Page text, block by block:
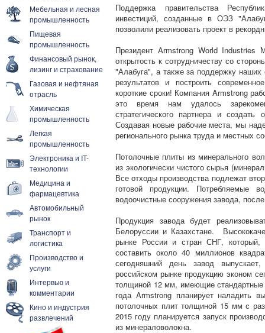
Мебельная и лесная
промышленность
Пищевая
промышленность
Финансовый рынок,
лизинг и страхование
Газовая и нефтяная
отрасль
Химическая
промышленность
Легкая
промышленность
Электроника и IT-
технологии
Медицина и
фармацевтика
Автомобильный
рынок
Транспорт и
логистика
Производство и
услуги
Интервью и
комментарии
Кино и индустрия
развлечений
Поддержка правительства
инвестиций, созданные в ОЭЗ
позволили реализовать проект в
Президент Armstrong World
открытость к сотрудничеству со
"Алабуга", а также за поддержку
результатов и построить
короткие сроки! Компания Armstrong
это время нам удалось
стратегического партнера и
Создавая новые рабочие места, мы
регионального рынка труда и местных
Потолочные плиты из минерального
из экологически чистого сырья
Все отходы производства подлежат
готовой продукции. Потребляемые
водоочистные сооружения завода,
Продукция завода будет
Белоруссии и Казахстане.
рынке России и стран СНГ,
составить около 40 миллионов
сегодняшний день завод
российском рынке продукцию эконом
толщиной 12 мм, имеющие
года Armstrong планирует наладить
потолочных плит толщиной 15 мм с
2015 году планируется запуск
из минераловолокна.